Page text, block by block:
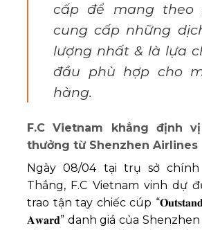
cấp để mang theo
cung cấp những
lượng nhất & là lựa
đầu phù hợp cho
hàng.
F.C Vietnam khẳng định
thưởng từ Shenzhen Airlines
Ngày 08/04 tại trụ sở
Thắng, F.C Vietnam vinh dự
trao tận tay chiếc cúp
𝐀𝐰𝐚𝐫𝐝” danh giá của